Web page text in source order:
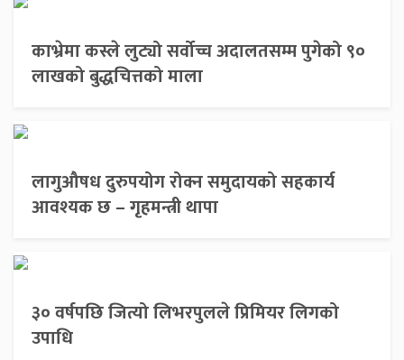
काभ्रेमा कस्ले लुट्यो सर्वोच्च अदालतसम्म पुगेको ९०
लाखको बुद्धचित्तको माला
लागुऔषध दुरुपयोग रोक्न समुदायको सहकार्य
आवश्यक छ – गृहमन्त्री थापा
३० वर्षपछि जित्यो लिभरपुलले प्रिमियर लिगको
उपाधि